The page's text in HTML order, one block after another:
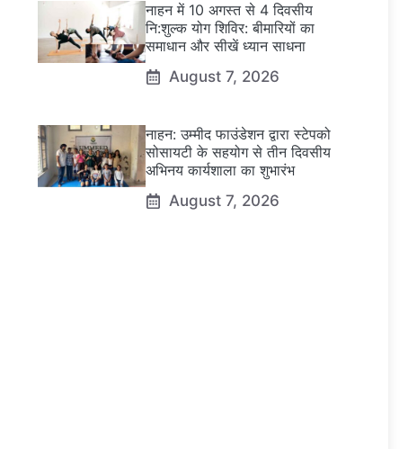
नाहन में 10 अगस्त से 4 दिवसीय
नि:शुल्क योग शिविर: बीमारियों का
समाधान और सीखें ध्यान साधना
August 7, 2026
नाहन: उम्मीद फाउंडेशन द्वारा स्टेपको
सोसायटी के सहयोग से तीन दिवसीय
अभिनय कार्यशाला का शुभारंभ
August 7, 2026